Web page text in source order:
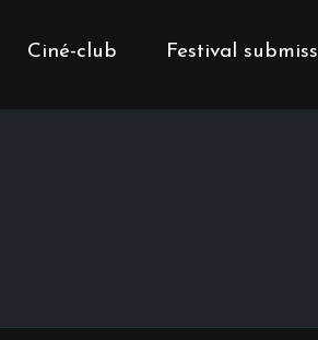
Ciné-club Festival